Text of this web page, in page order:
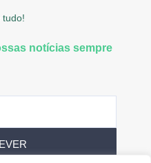
tudo!
notícias sempre